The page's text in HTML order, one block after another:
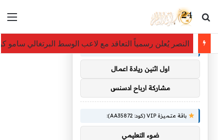
بحث عن
النصر يُعلن رسمياً التعاقد مع لاعب الوسط البرتغالي سامو
توصيات :
باقة متميزة VIP (كود: AA38045):
اول اثنين ريادة اعمال
مشاركة ارباح ادسنس
باقة متميزة VIP (كود: AA35872):
ضوء التعليمي